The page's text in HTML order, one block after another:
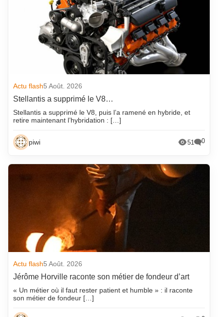
Actu flash5 Août. 2026
Stellantis a supprimé le V8…
Stellantis a supprimé le V8, puis l’a ramené en hybride, et
retire maintenant l’hybridation : […]
piwi 51 0
Actu flash5 Août. 2026
Jérôme Horville raconte son métier de fondeur d’art
« Un métier où il faut rester patient et humble » : il raconte
son métier de fondeur […]